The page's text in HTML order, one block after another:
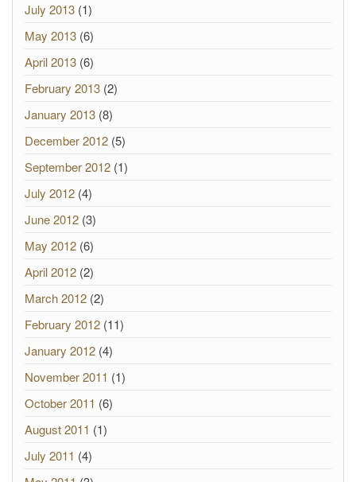
July 2013 (1)
May 2013 (6)
April 2013 (6)
February 2013 (2)
January 2013 (8)
December 2012 (5)
September 2012 (1)
July 2012 (4)
June 2012 (3)
May 2012 (6)
April 2012 (2)
March 2012 (2)
February 2012 (11)
January 2012 (4)
November 2011 (1)
October 2011 (6)
August 2011 (1)
July 2011 (4)